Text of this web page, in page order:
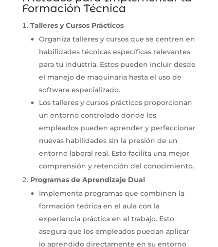
Formación Técnica
Talleres y Cursos Prácticos
Organiza talleres y cursos que se centren en
habilidades técnicas específicas relevantes
para tu industria. Estos pueden incluir desde
el manejo de maquinaria hasta el uso de
software especializado.
Los talleres y cursos prácticos proporcionan
un entorno controlado donde los
empleados pueden aprender y perfeccionar
nuevas habilidades sin la presión de un
entorno laboral real. Esto facilita una mejor
comprensión y retención del conocimiento.
Programas de Aprendizaje Dual
Implementa programas que combinen la
formación teórica en el aula con la
experiencia práctica en el trabajo. Esto
asegura que los empleados puedan aplicar
lo aprendido directamente en su entorno